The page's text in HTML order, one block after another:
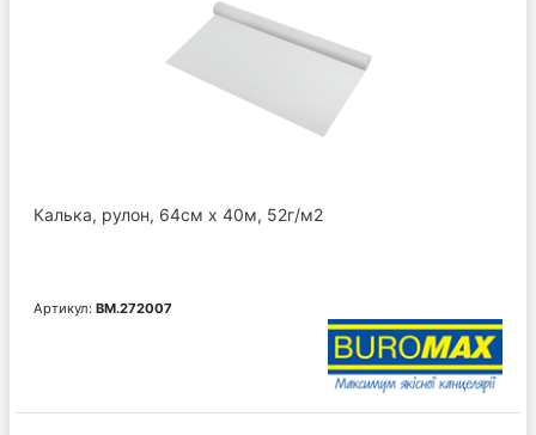
Калька, рулон, 64см х 40м, 52г/м2
Артикул: BM.272007